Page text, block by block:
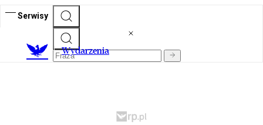
Serwisy
Wydarzenia